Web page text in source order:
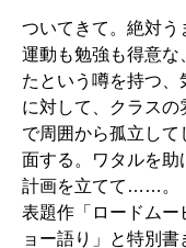
ついてきて。絶対う
運動も勉強も得意な
たという噂を持つ、
に対して、クラスの
で周囲から孤立し
面する。ワタルを
計画を立てて……。
表題作「ロードムー
ョー語り」と特別書